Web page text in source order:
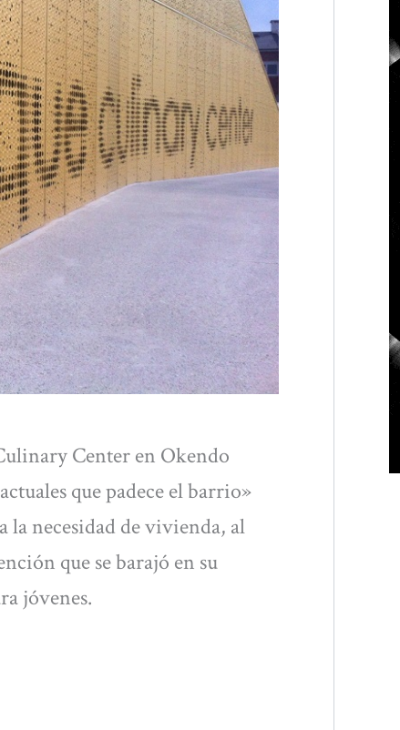
Center en Okendo
que padece el barrio»
la necesidad de vivienda, al
que se barajó en su
jóvenes.